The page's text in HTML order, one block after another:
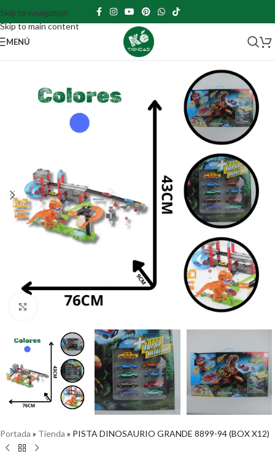
Skip to navigation
Skip to main content
MENÚ
Haz clic para ampliar
Portada » Tienda » PISTA DINOSAURIO GRANDE 8899-94 (BOX X12)